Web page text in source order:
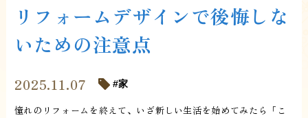
リフォームデザインで後悔しな
いための注意点
2025.11.07 家
憧れのリフォームを終えて、いざ新しい生活を始めてみたら「こ